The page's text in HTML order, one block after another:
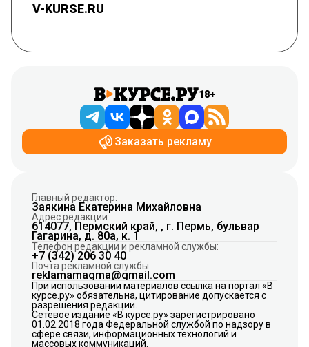
V-KURSE.RU
18+
Заказать рекламу
Главный редактор:
Заякина Екатерина Михайловна
Адрес редакции:
614077, Пермский край, , г. Пермь, бульвар
Гагарина, д. 80а, к. 1
Телефон редакции и рекламной службы:
+7 (342) 206 30 40
Почта рекламной службы:
reklamamagma@gmail.com
При использовании материалов ссылка на портал «В
курсе.ру» обязательна, цитирование допускается с
разрешения редакции.
Сетевое издание «В курсе.ру» зарегистрировано
01.02.2018 года Федеральной службой по надзору в
сфере связи, информационных технологий и
массовых коммуникаций.